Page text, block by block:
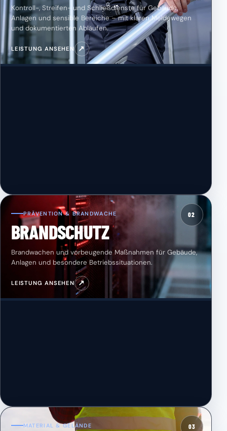
Kontroll-, Streifen- und Schließdienste für Gebäude,
Anlagen und sensible Bereiche – mit klaren Meldewegen
und dokumentierten Abläufen.
LEISTUNG ANSEHEN ↗
02
PRÄVENTION & BRANDWACHE
BRANDSCHUTZ
Brandwachen und vorbeugende Maßnahmen für Gebäude,
Anlagen und besondere Betriebssituationen.
LEISTUNG ANSEHEN ↗
03
MATERIAL & GELÄNDE